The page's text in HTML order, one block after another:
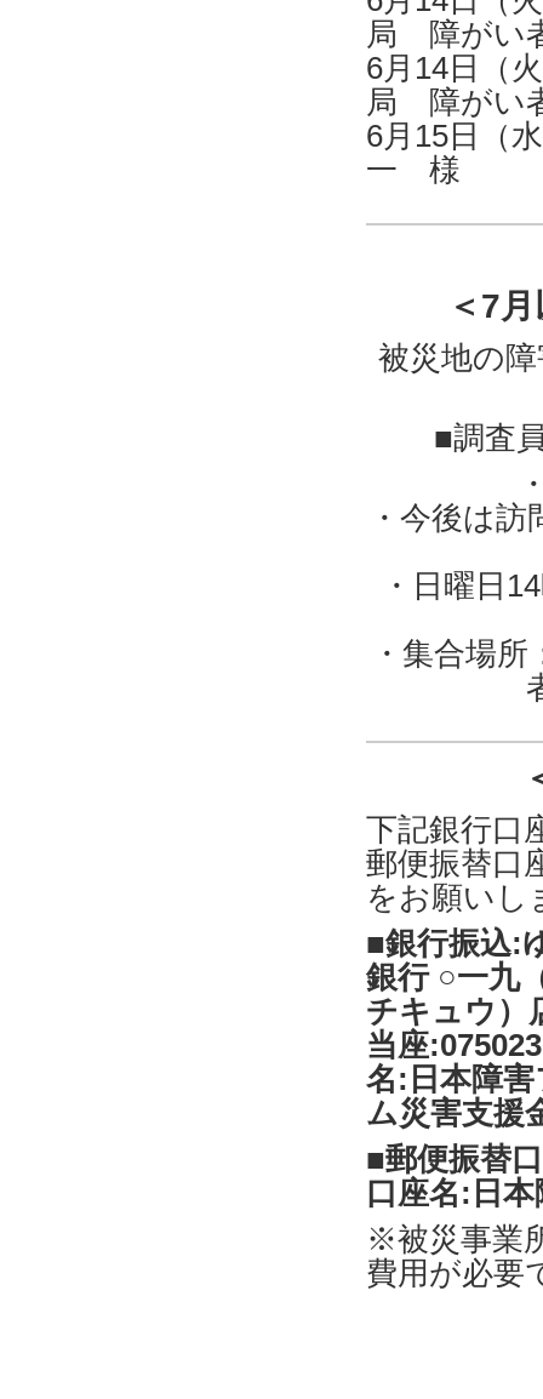
局 障がい
6月14日（
局 障がい
6月15日（
一 様
＜7
被災地の
■調査
・今後は
・日曜日
・集合場
下記銀行口
郵便振替口
をお願いし
■銀行振込:
銀行 ○一九
チキュウ）
当座
名:日本障
ム災害支援
■郵便振替
口座名:日
※被災事業
費用が必要